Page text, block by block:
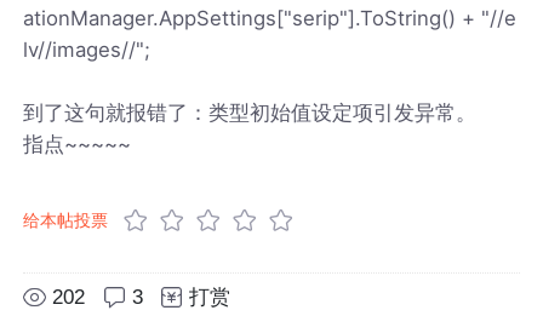
ationManager.AppSettings["serip"].ToString() + "//e
lv//images//";
到了这句就报错了：类型初始值设定项引发异常。
指点~~~~~
给本帖投票
202 3 打赏